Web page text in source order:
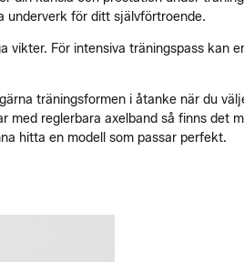
underverk för ditt självförtroende.
vikter. För intensiva träningspass kan
träningsformen i åtanke när du
med reglerbara axelband så finns det
hitta en modell som passar perfekt.